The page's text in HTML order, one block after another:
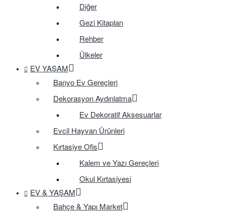
Diğer
Gezi Kitapları
Rehber
Ülkeler
EV YAŞAM
Banyo Ev Gereçleri
Dekorasyon Aydınlatma
Ev Dekoratif Aksesuarlar
Evcil Hayvan Ürünleri
Kırtasiye Ofis
Kalem ve Yazı Gereçleri
Okul Kırtasiyesi
EV & YAŞAM
Bahçe & Yapı Market